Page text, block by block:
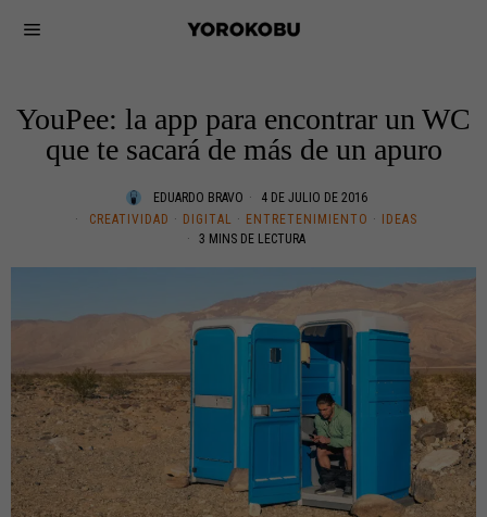
YouPee: la app para encontrar un WC
que te sacará de más de un apuro
EDUARDO BRAVO
4 DE JULIO DE 2016
CREATIVIDAD · DIGITAL · ENTRETENIMIENTO ·
IDEAS
3 MINS DE LECTURA